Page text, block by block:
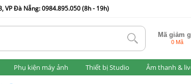
VP Đà Nẵng: 0984.895.050 (8h - 19h)
tlk Mã giảm
0 Mã
Phụ kiện máy ảnh Thiết bị Studio Âm thanh &